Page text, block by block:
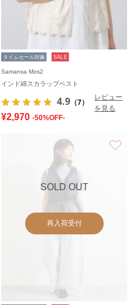
タイムセール対象 SALE
Samansa Mos2
インド綿スカラップベスト
4.9 （7）
レビュー
を見る
¥2,970 -50%OFF-
SOLD OUT
再入荷受付